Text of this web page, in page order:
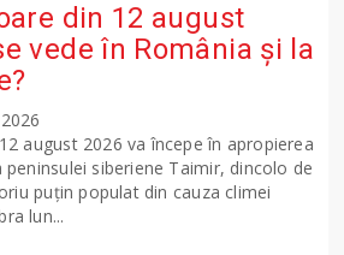
din 12 august
vede în România și la
august 2026 va începe în apropierea
siberiene Taimir, dincolo de
puțin populat din cauza climei
lun...